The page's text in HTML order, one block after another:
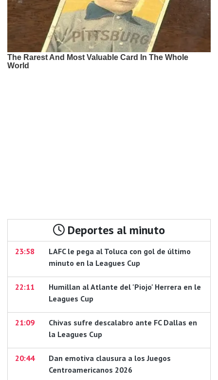
Deportes al minuto
23:58
LAFC le pega al Toluca con gol de último
minuto en la Leagues Cup
22:11
Humillan al Atlante del 'Piojo' Herrera en le
Leagues Cup
21:09
Chivas sufre descalabro ante FC Dallas en
la Leagues Cup
20:44
Dan emotiva clausura a los Juegos
Centroamericanos 2026